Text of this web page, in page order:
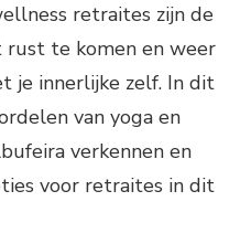
retraites zijn de
te komen en weer
je innerlijke zelf. In dit
van yoga en
verkennen en
voor retraites in dit